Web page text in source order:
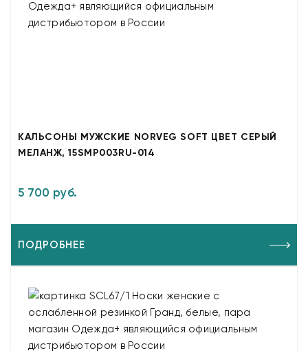
КАЛЬСОНЫ МУЖСКИЕ NORVEG SOFT ЦВЕТ СЕРЫЙ
МЕЛАНЖ, 15SMP003RU-014
5 700 руб.
ПОДРОБНЕЕ